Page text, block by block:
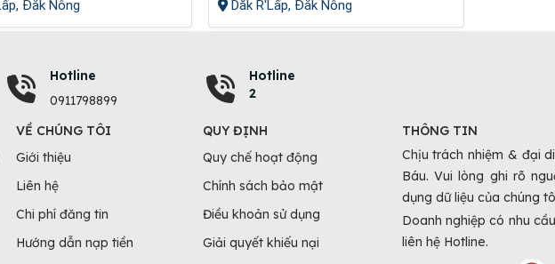
Đắk Nông
Dăk R'Lấp, Đắk Nông
Hotline
0911798899
Hotline
2
VỀ CHÚNG TÔI
Giới thiệu
Liên hệ
Chi phí đăng tin
Hướng dẫn nạp tiền
QUY ĐỊNH
Quy chế hoạt động
Chính sách bảo mật
Điều khoản sử dụng
Giải quyết khiếu nại
THÔNG TIN
Chịu trách nhiệm & đại
Báu. Vui lòng ghi rõ
dụng dữ liệu của chúng
Doanh nghiệp có nhu
liên hệ Hotline.